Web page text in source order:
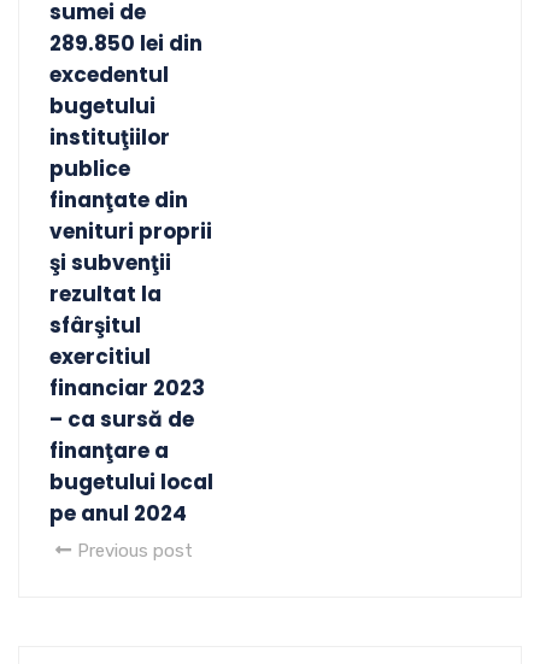
sumei de
289.850 lei din
excedentul
bugetului
instituţiilor
publice
finanţate din
venituri proprii
şi subvenţii
rezultat la
sfârşitul
exercitiul
financiar 2023
– ca sursă de
finanţare a
bugetului local
pe anul 2024
Previous post